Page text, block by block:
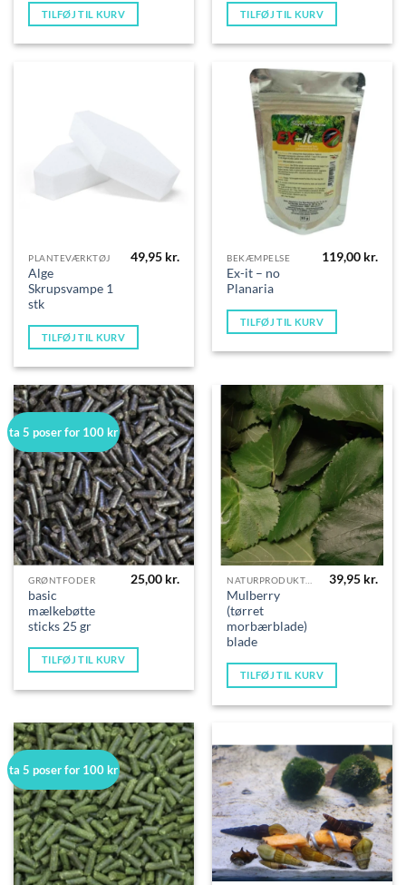
TILFØJ TIL KURV TILFØJ TIL KURV
PLANTEVÆRKTØJ
Alge
Skrupsvampe 1
stk
49,95 kr.
TILFØJ TIL KURV
BEKÆMPELSE
Ex-it – no
Planaria
119,00 kr.
TILFØJ TIL KURV
ta 5 poser for 100 kr
GRØNTFODER
basic
mælkebøtte
sticks 25 gr
25,00 kr.
TILFØJ TIL KURV
NATURPRODUKTER
Mulberry
(tørret
morbærblade)
blade
39,95 kr.
TILFØJ TIL KURV
ta 5 poser for 100 kr